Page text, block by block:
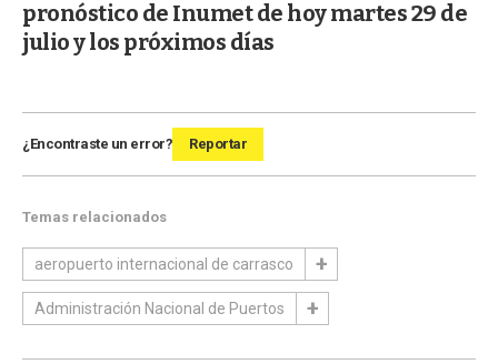
pronóstico de Inumet de hoy martes 29 de
julio y los próximos días
¿Encontraste un error? Reportar
Temas relacionados
aeropuerto internacional de carrasco
Administración Nacional de Puertos